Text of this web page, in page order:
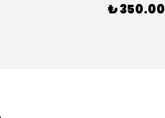
₺ 350.00